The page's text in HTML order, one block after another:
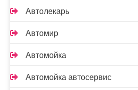
Автолекарь
Автомир
Автомойка
Автомойка автосервис